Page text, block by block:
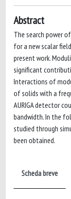
Abstract
The search power
for a new scalar
present work.
significant
Interactions of
of solids with a
AURIGA detector
bandwidth. In the
studied through
been obtained.
Scheda breve